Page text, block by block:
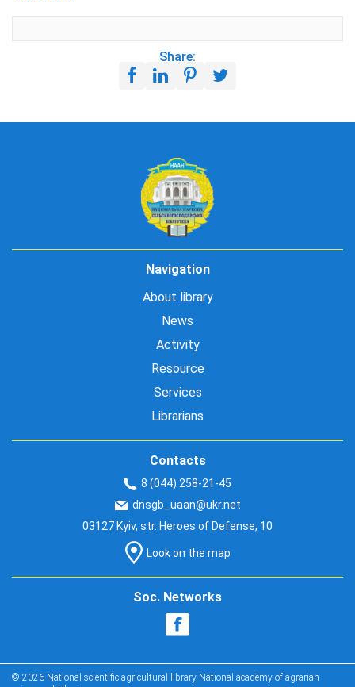
Share:
Navigation
About library
News
Activity
Resource
Services
Librarians
Contacts
8 (044) 258-21-45
dnsgb_uaan@ukr.net
03127 Kyiv, str. Heroes of Defense, 10
Look on the map
Soc. Networks
© 2026 National scientific agricultural library National academy of agrarian